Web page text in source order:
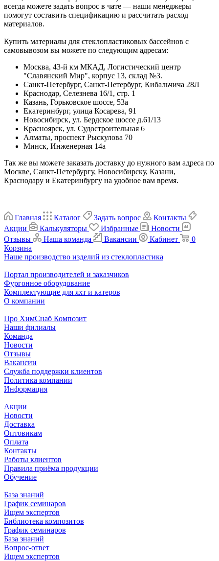
всегда можете задать вопрос в чате — наши менеджеры
помогут составить спецификацию и рассчитать расход
материалов.
Купить материалы для стеклопластиковых бассейнов с
самовывозом вы можете по следующим адресам:
Москва, 43-й км МКАД, Логистический центр
"Славянский Мир", корпус 13, склад №3.
Санкт-Петербург, Санкт-Петербург, Кибальчича 28Л
Краснодар, Селезнева 16/1, стр. 1
Казань, Горьковское шоссе, 53а
Екатеринбург, улица Косарева, 91
Новосибирск, ул. Бердское шоссе д.61/13
Красноярск, ул. Судостроительная 6
Алматы, проспект Рыскулова 70
Минск, Инженерная 14а
Так же вы можете заказать доставку до нужного вам адреса по
Москве, Санкт-Петербургу, Новосибирску, Казани,
Краснодару и Екатеринбургу на удобное вам время.
Главная Каталог Задать вопрос
Контакты
Акции
Калькуляторы Избранные
Новости
Отзывы
Наша команда Вакансии Кабинет
0
Корзина
Наше производство изделий из стеклопластика
Портал производителей и заказчиков
Фургонное оборудование
Комплектующие для яхт и катеров
О компании
Про ХимСнаб Композит
Наши филиалы
Команда
Новости
Отзывы
Вакансии
Служба поддержки клиентов
Политика компании
Информация
Акции
Новости
Доставка
Оптовикам
Оплата
Контакты
Работы клиентов
Правила приёма продукции
Обучение
База знаний
График семинаров
Ищем экспертов
Библиотека композитов
График семинаров
База знаний
Вопрос-ответ
Ищем экспертов